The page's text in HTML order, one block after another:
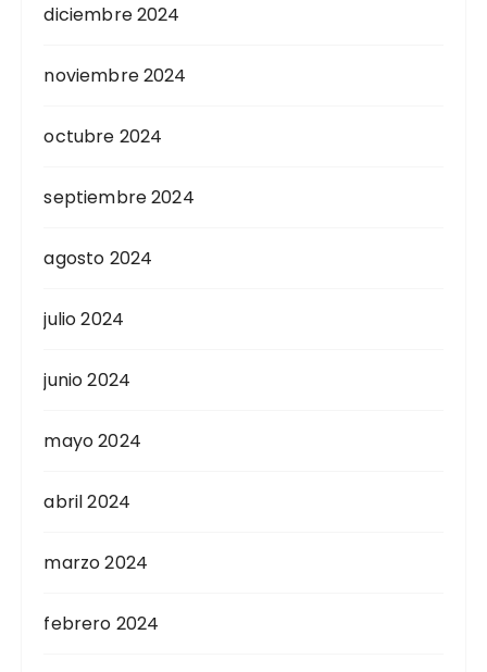
diciembre 2024
noviembre 2024
octubre 2024
septiembre 2024
agosto 2024
julio 2024
junio 2024
mayo 2024
abril 2024
marzo 2024
febrero 2024